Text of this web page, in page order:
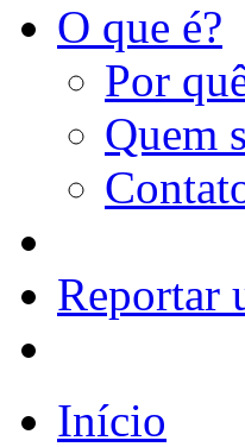
O que é?
Por
Quem
Reportar
Início